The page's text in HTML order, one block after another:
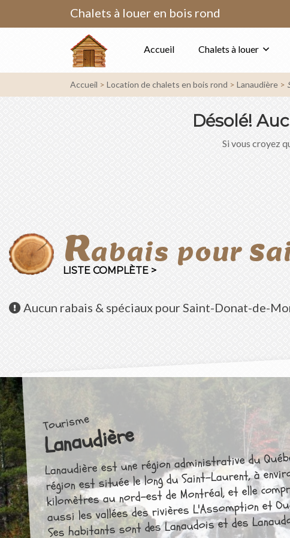
Chalets à louer en bois rond
Accueil Chalets à louer
Accueil Location de chalets en bois rond Lanaudière
Désolé!
Si vous croyez
Rabais pour
LISTE COMPLÈTE >
Aucunrabais & spéciaux pour Saint-Donat-de-
Tourisme
Lanaudière
Lanaudière est une région administrative du
région est située le long du Saint-Laurent, à
kilomètres au nord-est de Montréal, et elle
aussi les vallées des rivières L'Assomption et
Ses habitants sont des Lanaudois et des